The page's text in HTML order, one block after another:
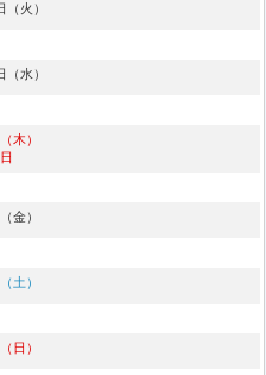
（火）
（水）
木）
金）
土）
日）